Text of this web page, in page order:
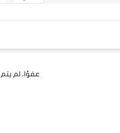
عفوًا، لم